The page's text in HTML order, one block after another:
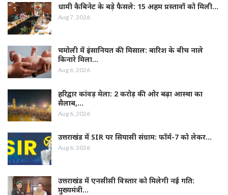
धामी कैबिनेट के बड़े फैसले: 15 अहम प्रस्तावों को मिली…
Aug 7, 2026
चमोली में इंसानियत की मिसाल: बारिश के बीच नाले
किनारे मिला…
Aug 6, 2026
हरिद्वार कांवड़ मेला: 2 करोड़ की ओर बढ़ा आस्था का
सैलाब,…
Aug 6, 2026
उत्तराखंड में SIR पर सियासी संग्राम: फॉर्म-7 को लेकर…
Aug 6, 2026
उत्तराखंड में एनसीसी विस्तार को मिलेगी नई गति:
मुख्यमंत्री…